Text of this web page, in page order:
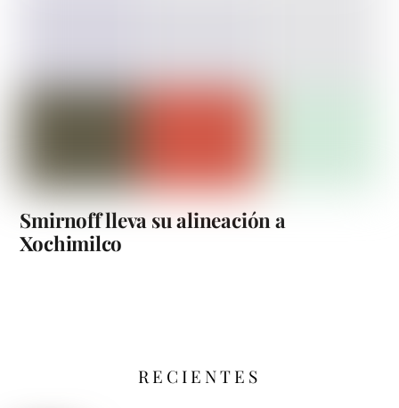
Smirnoff lleva su alineación a
Xochimilco
RECIENTES